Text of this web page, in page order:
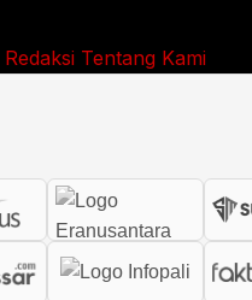
Redaksi Tentang Kami